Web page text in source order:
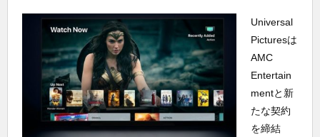
Universal
Picturesは
AMC
Entertain
mentと新
たな契約
を締結